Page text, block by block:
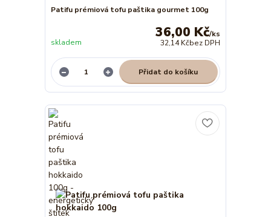
Patifu prémiová tofu paštika gourmet 100g
36,00 Kč/ks
32,14 Kčbez DPH
skladem
Přidat do košíku